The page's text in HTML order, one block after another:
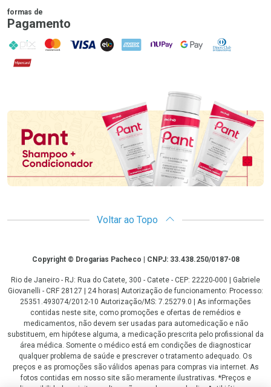
formas de
Pagamento
PIX MasterCard
VISA ELO AMEX NuPay Google PayDiners Club
Hipercard
Promoção em Destaque
Voltar ao Topo
CopyrightCopyright © Drogarias Pacheco | CNPJ: 33.438.250/0187-08
Rio de Janeiro - RJ: Rua do Catete, 300 - Catete - CEP: 22220-000 | Gabriele
Giovanelli - CRF 28127 | 24 horas| Autorização de funcionamento: Processo:
25351.493074/2012-10 Autorização/MS: 7.25279.0 | As informações
contidas neste site, como promoções e ofertas de remédios e
medicamentos, não devem ser usadas para automedicação e não
substituem, em hipótese alguma, a medicação prescrita pelo profissional da
área médica. Somente o médico está em condições de diagnosticar
qualquer problema de saúde e prescrever o tratamento adequado. Os
preços e as promoções são válidos apenas para compras via internet. As
fotos contidas em nosso site são meramente ilustrativas. *Preços e